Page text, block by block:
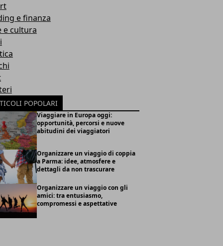
e finanza
e cultura
POPOLARI
Viaggiare in Europa oggi:
opportunità, percorsi e nuove
abitudini dei viaggiatori
Organizzare un viaggio di coppia
a Parma: idee, atmosfere e
dettagli da non trascurare
Organizzare un viaggio con gli
amici: tra entusiasmo,
compromessi e aspettative